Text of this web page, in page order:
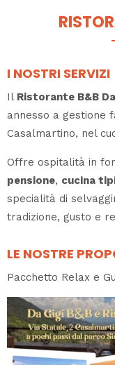
I NOSTRI SERVIZI
Il Ristorante B&B
annesso a gestione
Casalmartino, nel
Offre ospitalità in
pensione, cucina
specialità di
tradizione, gusto e
LE NOSTRE
Pacchetto Relax e